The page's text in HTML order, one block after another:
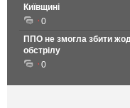
Київщині
0
ППО не змогла збити
обстрілу
0